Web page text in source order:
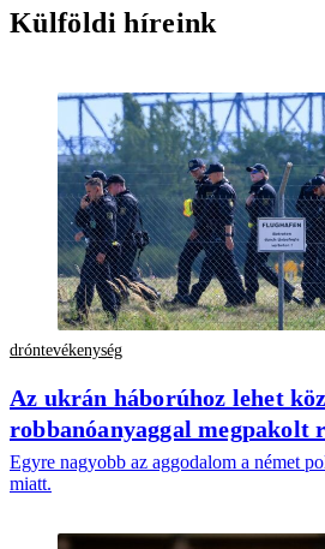
Külföldi híreink
dróntevékenység
Az ukrán háborúhoz lehet
robbanóanyaggal megpakolt
Egyre nagyobb az aggodalom a német
miatt.